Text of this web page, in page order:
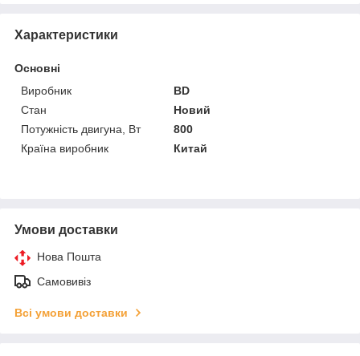
Характеристики
Основні
Виробник
BD
Стан
Новий
Потужність двигуна, Вт
800
Країна виробник
Китай
Умови доставки
Нова Пошта
Самовивіз
Всі умови доставки